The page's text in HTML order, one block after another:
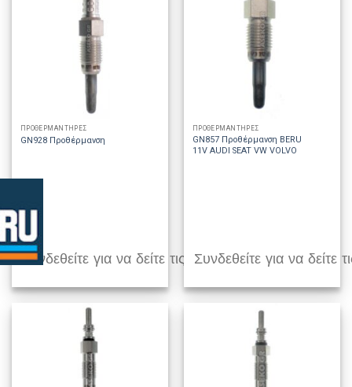
ΠΡΟΘΕΡΜΑΝΤΗΡΕΣ
GN928 Προθέρμανση
Συνδεθείτε για να δείτε τις τιμές
ΠΡΟΘΕΡΜΑΝΤΗΡΕΣ
GN857 Προθέρμανση BERU
11V AUDI SEAT VW VOLVO
Συνδεθείτε για να δείτε